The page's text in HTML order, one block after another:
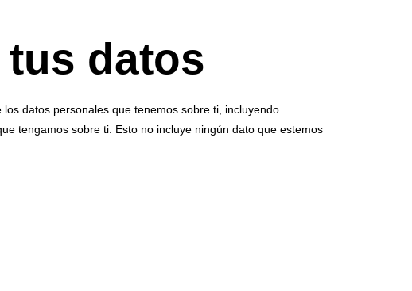
datos
datos personales que tenemos sobre ti, incluyendo
tengamos sobre ti. Esto no incluye ningún dato que estemos